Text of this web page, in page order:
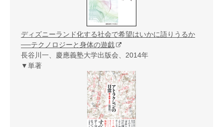
ディズニーランド化する社会で希望はいかに語りうるか
──テクノロジーと身体の遊戯
長谷川一、慶應義塾大学出版会、2014年
▼単著